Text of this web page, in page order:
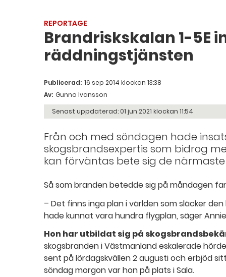
REPORTAGE
Brandriskskalan 1-5E
räddningstjänsten
Publicerad: 16 sep 2014 klockan 13:38
Av: Gunno Ivansson
Senast uppdaterad: 01 jun 2021 klockan 11:54
Från och med söndagen hade
skogsbrandsexpertis som bidrog
kan förväntas bete sig de
Så som branden betedde sig på måndagen
– Det finns inga plan i världen som släcker
hade kunnat vara hundra flygplan, säger
Hon har utbildat sig på
skogsbranden i Västmanland eskalerade
sent på lördagskvällen 2 augusti och erbjöd
söndag morgon var hon på plats i Sala.